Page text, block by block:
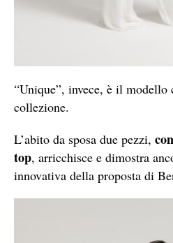
“Unique”, invece, è il modello
collezione.
L’abito da sposa due pezzi,
top, arricchisce e dimostra
innovativa della proposta di